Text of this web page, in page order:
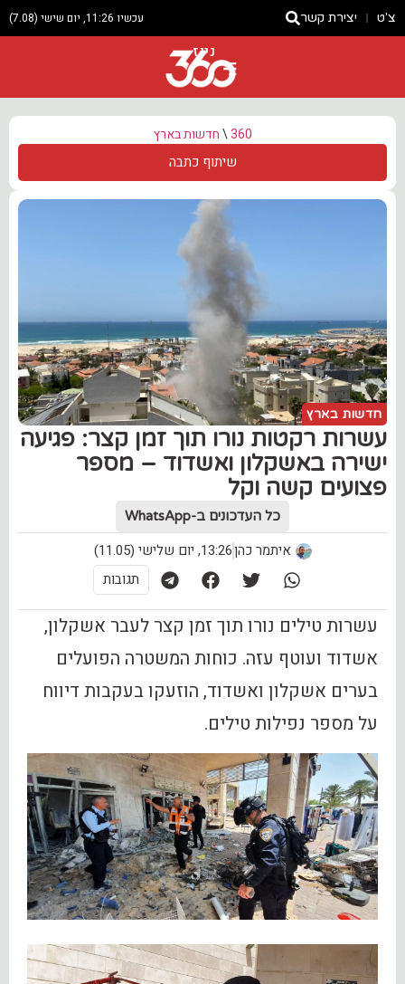
צ'ט יצירת קשר עכשיו 11:26, יום שישי (7.08)
ניוז
360
\חדשות בארץ
שיתוף כתבה
חדשות בארץ
עשרות רקטות נורו תוך זמן קצר: פגיעה
ישירה באשקלון ואשדוד – מספר
פצועים קשה וקל
כל העדכונים ב-WhatsApp
איתמר כהן13:26, יום שלישי (11.05)
תגובות
עשרות טילים נורו תוך זמן קצר לעבר אשקלון,
אשדוד ועוטף עזה. כוחות המשטרה הפועלים
בערים אשקלון ואשדוד, הוזעקו בעקבות דיווח
על מספר נפילות טילים.